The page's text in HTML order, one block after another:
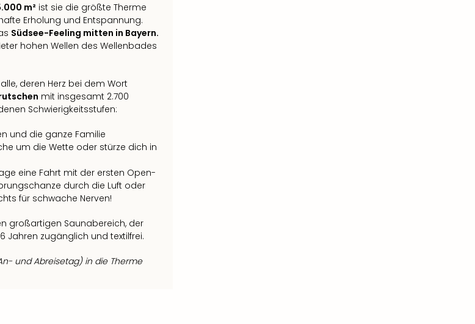
m² ist sie die größte Therme
Erholung und Entspannung.
Südsee-Feeling mitten in Bayern.
hohen Wellen des Wellenbades
deren Herz bei dem Wort
mit insgesamt 2.700
Schwierigkeitsstufen:
und die ganze Familie
um die Wette oder stürze dich in
eine Fahrt mit der ersten Open-
durch die Luft oder
für schwache Nerven!
großartigen Saunabereich, der
Jahren zugänglich und textilfrei.
und Abreisetag) in die Therme